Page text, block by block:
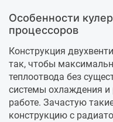
Особенности
процессоров
Конструкция
так, чтобы
теплоотвода без
системы охлаждения
работе. Зачастую
конструкцию с